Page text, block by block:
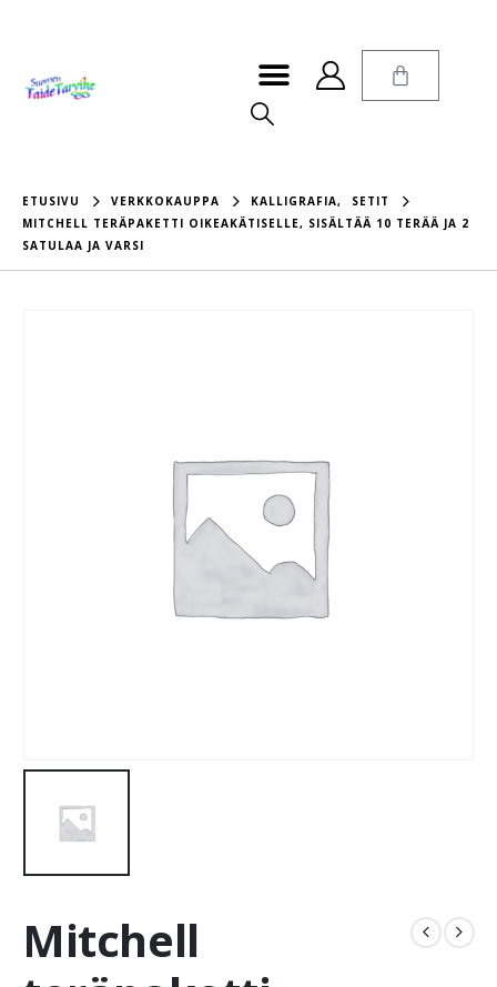
ETUSIVU VERKKOKAUPPA KALLIGRAFIA,
SETIT
MITCHELL TERÄPAKETTI OIKEAKÄTISELLE, SISÄLTÄÄ 10 TERÄÄ JA 2
SATULAA JA VARSI
Mitchell